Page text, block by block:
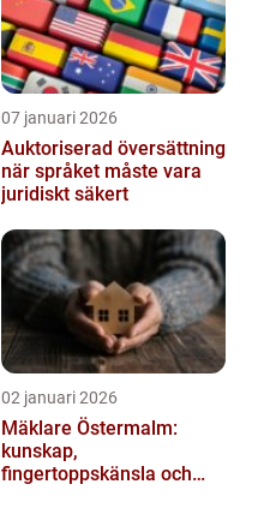
07 januari 2026
Auktoriserad översättning
när språket måste vara
juridiskt säkert
02 januari 2026
Mäklare Östermalm:
kunskap,
fingertoppskänsla och